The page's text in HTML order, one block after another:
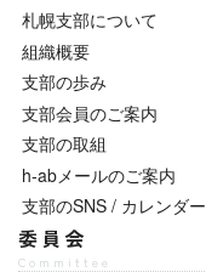
札幌支部について
組織概要
支部の歩み
支部会員のご案内
支部の取組
h-abメールのご案内
支部のSNS / カレンダー
委員会
Committee